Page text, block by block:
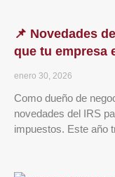
📌 Novedades
que tu empresa
enero 30, 2026
Como dueño de
novedades del IRS
impuestos. Este año